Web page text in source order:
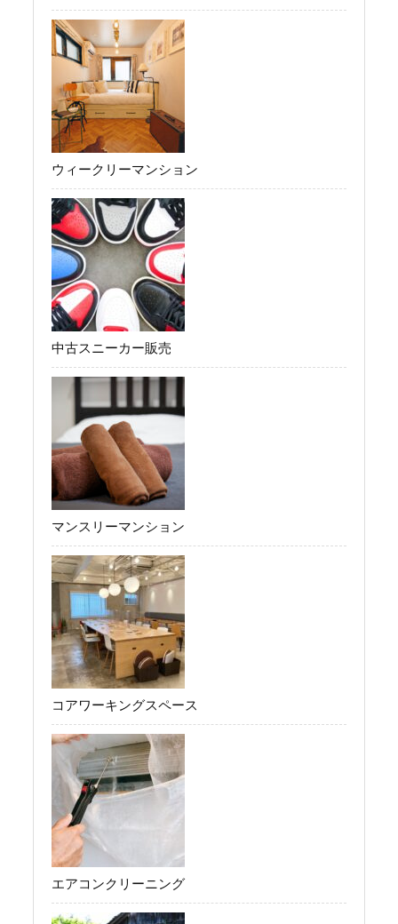
ウィークリーマンション
中古スニーカー販売
マンスリーマンション
コアワーキングスペース
エアコンクリーニング